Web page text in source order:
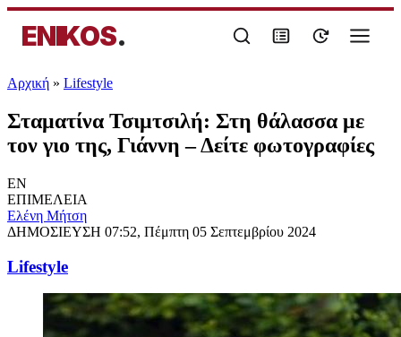
ENIKOS.
Αρχική » Lifestyle
Σταματίνα Τσιμτσιλή: Στη θάλασσα με
τον γιο της, Γιάννη – Δείτε φωτογραφίες
EN
ΕΠΙΜΕΛΕΙΑ
Eλένη Μήτση
ΔΗΜΟΣΙΕΥΣΗ 07:52, Πέμπτη 05 Σεπτεμβρίου 2024
Lifestyle